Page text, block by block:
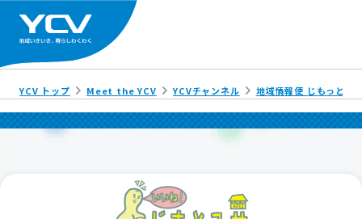
YCV トップ Meet the YCV YCVチャンネル 地域情報便 じもっと!!